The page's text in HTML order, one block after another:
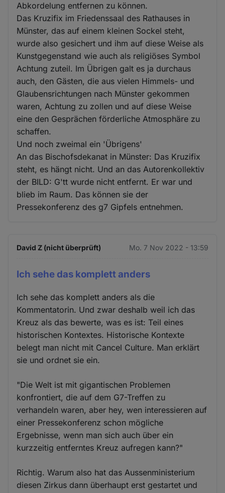
Abkordelung entfernen zu können.
Das Kruzifix im Friedenssaal des Rathauses in
Münster, das auf einem kleinen Sockel steht,
wurde also gesichert und ihm auf diese Weise als
Kunstgegenstand wie auch als religiöses Symbol
Achtung zuteil. Im Übrigen galt es ja durchaus
auch, den Gästen, die aus vielen Himmels- und
Glaubensrichtungen nach Münster gekommen
waren, Achtung zu zollen und auf diese Weise
eine den Gesprächen förderliche Atmosphäre zu
schaffen.
Und noch zweimal ein 'Übrigens'
An das Bischofsdekanat in Münster: Das Kruzifix
steht, es hängt nicht. Und an das Autorenkollektiv
der BILD: G'tt wurde nicht entfernt. Er war und
blieb im Raum. Das können sie der
Pressekonferenz des g7 Gipfels entnehmen.
David Z (nicht überprüft) Mo. 7 Nov 2022 - 13:59
Ich sehe das komplett anders
Ich sehe das komplett anders als die
Kommentatorin. Und zwar deshalb weil ich das
Kreuz als das bewerte, was es ist: Teil eines
historischen Kontextes. Historische Kontexte
belegt man nicht mit Cancel Culture. Man erklärt
sie und ordnet sie ein.
"Die Welt ist mit gigantischen Problemen
konfrontiert, die auf dem G7-Treffen zu
verhandeln waren, aber hey, wen interessieren auf
einer Pressekonferenz schon mögliche
Ergebnisse, wenn man sich auch über ein
kurzzeitig entferntes Kreuz aufregen kann?"
Richtig. Warum also hat das Aussenministerium
diesen Zirkus dann überhaupt erst gestartet und